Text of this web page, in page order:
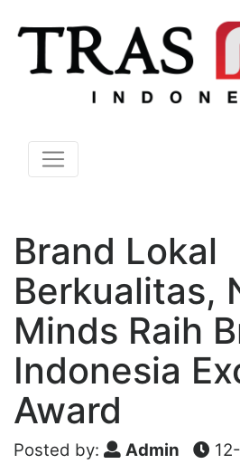
Brand Lokal
Berkualitas,
Minds Raih
Indonesia
Award
Posted by: Admin